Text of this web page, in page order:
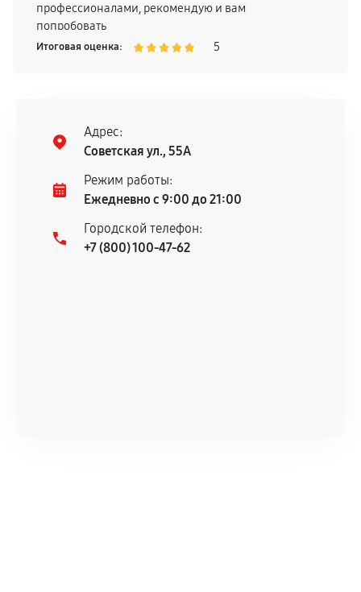
профессионалами, рекомендую и вам
попробовать
Итоговая оценка: 5
Адрес:
Советская ул., 55А
Режим работы:
Ежедневно с 9:00 до 21:00
Городской телефон:
+7 (800) 100-47-62